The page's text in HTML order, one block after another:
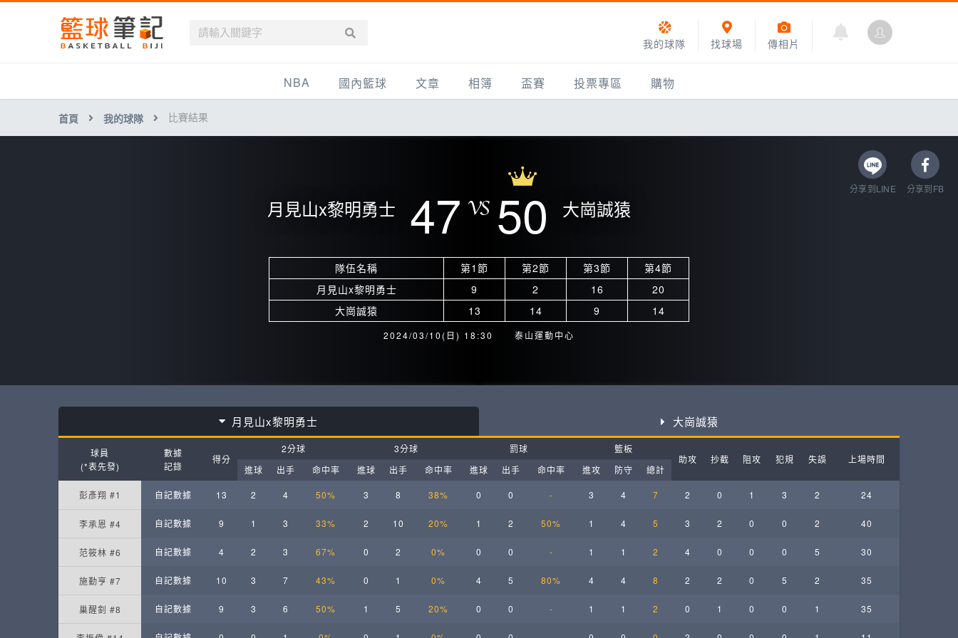
傳相片
找球場
我的球隊
NBA
戰績排名
國內籃球
HBL
文章
知識分享
相簿 盃賽
SCBL 三重康克斯籃球聯盟
SHUBL世新籃球聯盟
SBC輔大超級盃
三重女子籃球聯盟
淡水豆花聯盟
EMPOWER引爆運動訓練
月見山Max League
ELITE週日籃球聯盟-中壢場
投票專區 購物
首頁 我的球隊 比賽結果
分享到LINE 分享到FB
月見山x黎明勇士 47 50 大崗誠猿
隊伍名稱 第1節 第2節 第3節
第4節
月見山x黎明勇士
9 2 16
20
大崗誠猿
13 14 9 14
2024/03/10(日) 18:30 泰山運動中心
月見山x黎明勇士 大崗誠猿
球員
(*表先發)
數據
記錄
得分
2分球 3分球 罰球
籃板
助攻
抄截 阻攻 犯規 失誤
上場時間
進球
出手 命中率 進球 出手 命中率 進球 出手 命中率 進攻 防守 總計
彭彥翔 #1 自記數據 13 2 4 50% 3 8 38% 0 0 - 3 4 7 2 0 1 3 2 24
李承恩 #4 自記數據 9 1 3 33% 2 10 20% 1 2 50% 1 4 5 3 2 0 0 2 40
范筱林 #6 自記數據 4 2 3 67% 0 2 0% 0 0 - 1 1 2 4 0 0 0 5 30
施勤亨 #7 自記數據 10 3 7 43% 0 1 0% 4 5 80% 4 4 8 2 2 0 5 2 35
巢醒釗 #8 自記數據 9 3 6 50% 1 5 20% 0 0 - 1 1 2 0 1 0 0 1 35